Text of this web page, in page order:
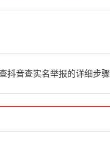
抖音查实名举报的详细步骤